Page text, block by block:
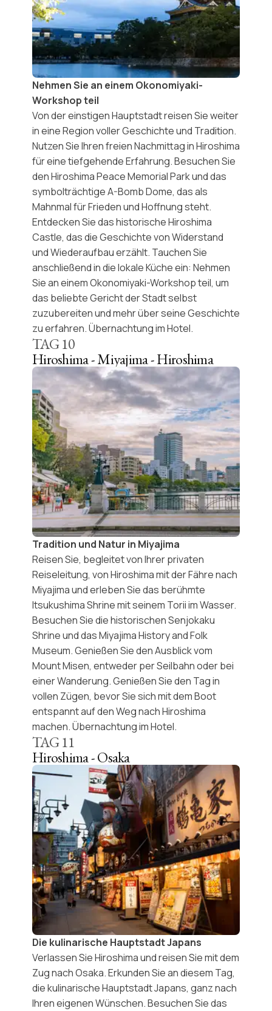
Nehmen Sie an einem Okonomiyaki-
Workshop teil
Von der einstigen Hauptstadt reisen Sie weiter
in eine Region voller Geschichte und Tradition.
Nutzen Sie Ihren freien Nachmittag in Hiroshima
für eine tiefgehende Erfahrung. Besuchen Sie
denHiroshima Peace Memorial Parkund das
symbolträchtigeA-Bomb Dome, das als
Mahnmal für Frieden und Hoffnung steht.
Entdecken Sie das historischeHiroshima
Castle, das die Geschichte von Widerstand
und Wiederaufbau erzählt. Tauchen Sie
anschließend in die lokale Küche ein: Nehmen
Sie an einemOkonomiyaki-Workshopteil, um
das beliebte Gericht der Stadt selbst
zuzubereiten und mehr über seine Geschichte
zu erfahren. Übernachtung im Hotel.
TAG10
Hiroshima - Miyajima - Hiroshima
Tradition und Natur in Miyajima
Reisen Sie, begleitet vonIhrer privaten
Reiseleitung, von Hiroshima mit derFährenach
Miyajimaund erleben Sie das berühmte
Itsukushima Shrinemit seinem Torii im Wasser.
Besuchen Sie die historischen Senjokaku
Shrine und das Miyajima History and Folk
Museum. Genießen Sie den Ausblick vom
Mount Misen, entweder perSeilbahnoder bei
einer Wanderung. Genießen Sie den Tag in
vollen Zügen, bevor Sie sich mit dem Boot
entspannt auf den Weg nach Hiroshima
machen. Übernachtung im Hotel.
TAG11
Hiroshima - Osaka
Die kulinarische Hauptstadt Japans
Verlassen Sie Hiroshima und reisen Sie mit dem
Zug nachOsaka. Erkunden Sie an diesem Tag,
die kulinarische Hauptstadt Japans, ganz nach
Ihren eigenen Wünschen. Besuchen Sie das